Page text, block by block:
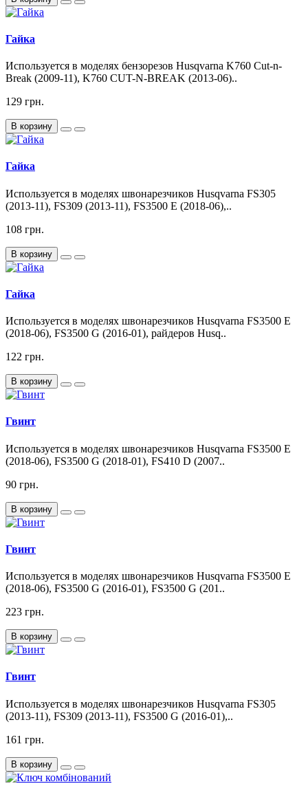
Гайка
Используется в моделях бензорезов Husqvarna K760 Cut-n-
Break (2009-11), K760 CUT-N-BREAK (2013-06)..
129 грн.
В корзину
Гайка
Используется в моделях швонарезчиков Husqvarna FS305
(2013-11), FS309 (2013-11), FS3500 E (2018-06),..
108 грн.
В корзину
Гайка
Используется в моделях швонарезчиков Husqvarna FS3500 E
(2018-06), FS3500 G (2016-01), райдеров Husq..
122 грн.
В корзину
Гвинт
Используется в моделях швонарезчиков Husqvarna FS3500 E
(2018-06), FS3500 G (2018-01), FS410 D (2007..
90 грн.
В корзину
Гвинт
Используется в моделях швонарезчиков Husqvarna FS3500 E
(2018-06), FS3500 G (2016-01), FS3500 G (201..
223 грн.
В корзину
Гвинт
Используется в моделях швонарезчиков Husqvarna FS305
(2013-11), FS309 (2013-11), FS3500 G (2016-01),..
161 грн.
В корзину